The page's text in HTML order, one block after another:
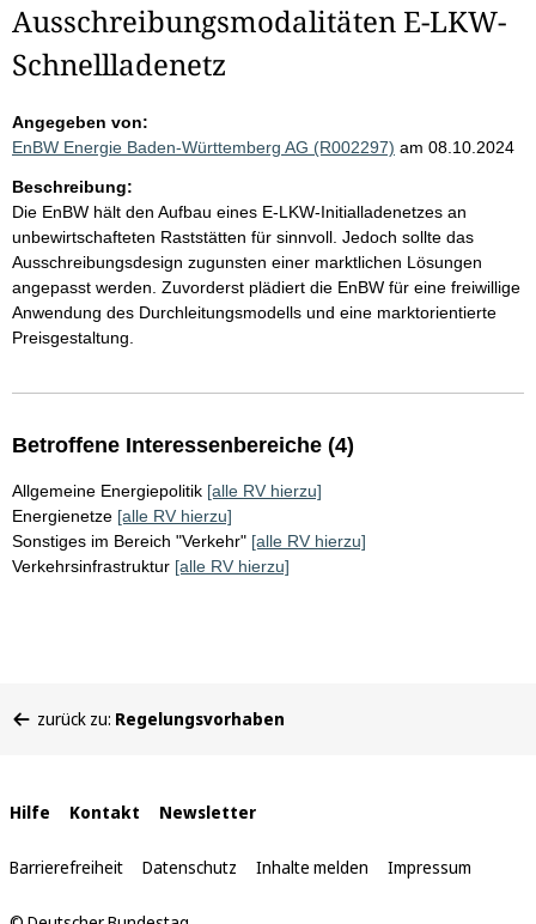
Ausschreibungsmodalitäten E-LKW-
Schnellladenetz
Angegeben von:
EnBW Energie Baden-Württemberg AG (R002297) am 08.10.2024
Beschreibung:
Die EnBW hält den Aufbau eines E-LKW-Initialladenetzes an
unbewirtschafteten Raststätten für sinnvoll. Jedoch sollte das
Ausschreibungsdesign zugunsten einer marktlichen Lösungen
angepasst werden. Zuvorderst plädiert die EnBW für eine freiwillige
Anwendung des Durchleitungsmodells und eine marktorientierte
Preisgestaltung.
Betroffene Interessenbereiche (4)
Allgemeine Energiepolitik [alle RV hierzu]
Energienetze [alle RV hierzu]
Sonstiges im Bereich "Verkehr" [alle RV hierzu]
Verkehrsinfrastruktur [alle RV hierzu]
befinden
zurück zu: Regelungsvorhaben
Interne
Links
Hilfe Kontakt Newsletter
Barrierefreiheit Datenschutz Inhalte melden Impressum